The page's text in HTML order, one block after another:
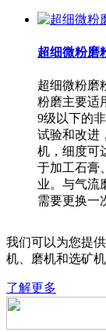
超细微粉磨
超细微粉磨
粉磨主要适
9级以下的
试验和改进
机，细度可
于加工石膏
业。与气流
需要更换一
我们可以为您提
机、磨机和选矿机
了解更多